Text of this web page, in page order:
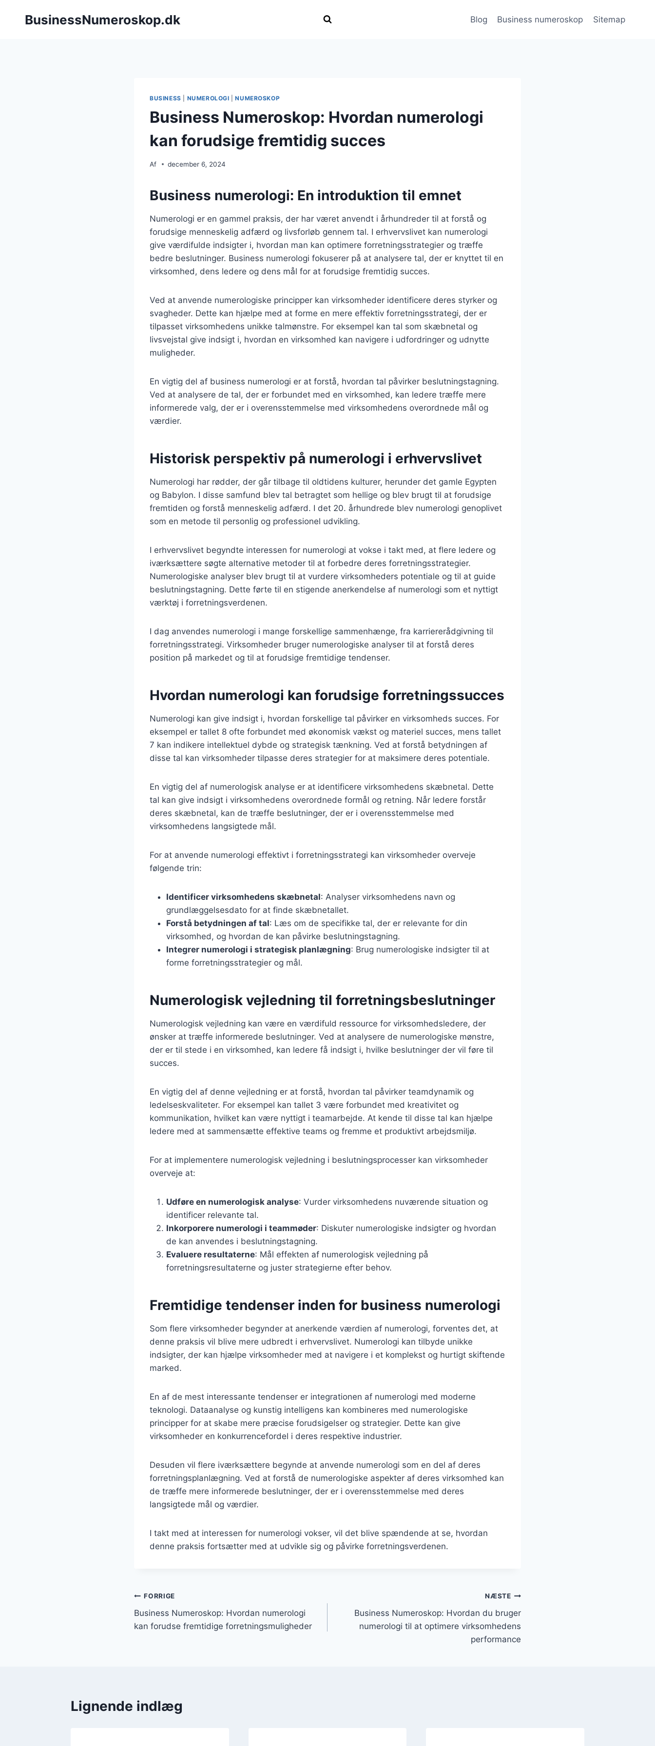
BusinessNumeroskop.dk Blog Business numeroskop Sitemap
BUSINESS NUMEROLOGI |NUMEROSKOP
Business Numeroskop: Hvordan numerologi
kan forudsige fremtidig succes
Af december 6, 2024
Business numerologi: En introduktion til emnet
Numerologi er en gammel praksis, der har været anvendt i århundreder til at forstå og
forudsige menneskelig adfærd og livsforløb gennem tal. I erhvervslivet kan numerologi
give værdifulde indsigter i, hvordan man kan optimere forretningsstrategier og træffe
bedre beslutninger. Business numerologi fokuserer på at analysere tal, der er knyttet til en
virksomhed, dens ledere og dens mål for at forudsige fremtidig succes.
Ved at anvende numerologiske principper kan virksomheder identificere deres styrker og
svagheder. Dette kan hjælpe med at forme en mere effektiv forretningsstrategi, der er
tilpasset virksomhedens unikke talmønstre. For eksempel kan tal som skæbnetal og
livsvejstal give indsigt i, hvordan en virksomhed kan navigere i udfordringer og udnytte
muligheder.
En vigtig del af business numerologi er at forstå, hvordan tal påvirker beslutningstagning.
Ved at analysere de tal, der er forbundet med en virksomhed, kan ledere træffe mere
informerede valg, der er i overensstemmelse med virksomhedens overordnede mål og
værdier.
Historisk perspektiv på numerologi i erhvervslivet
Numerologi har rødder, der går tilbage til oldtidens kulturer, herunder det gamle Egypten
og Babylon. I disse samfund blev tal betragtet som hellige og blev brugt til at forudsige
fremtiden og forstå menneskelig adfærd. I det 20. århundrede blev numerologi genoplivet
som en metode til personlig og professionel udvikling.
I erhvervslivet begyndte interessen for numerologi at vokse i takt med, at flere ledere og
iværksættere søgte alternative metoder til at forbedre deres forretningsstrategier.
Numerologiske analyser blev brugt til at vurdere virksomheders potentiale og til at guide
beslutningstagning. Dette førte til en stigende anerkendelse af numerologi som et nyttigt
værktøj i forretningsverdenen.
I dag anvendes numerologi i mange forskellige sammenhænge, fra karriererådgivning til
forretningsstrategi. Virksomheder bruger numerologiske analyser til at forstå deres
position på markedet og til at forudsige fremtidige tendenser.
Hvordan numerologi kan forudsige forretningssucces
Numerologi kan give indsigt i, hvordan forskellige tal påvirker en virksomheds succes. For
eksempel er tallet 8 ofte forbundet med økonomisk vækst og materiel succes, mens tallet
7 kan indikere intellektuel dybde og strategisk tænkning. Ved at forstå betydningen af
disse tal kan virksomheder tilpasse deres strategier for at maksimere deres potentiale.
En vigtig del af numerologisk analyse er at identificere virksomhedens skæbnetal. Dette
tal kan give indsigt i virksomhedens overordnede formål og retning. Når ledere forstår
deres skæbnetal, kan de træffe beslutninger, der er i overensstemmelse med
virksomhedens langsigtede mål.
For at anvende numerologi effektivt i forretningsstrategi kan virksomheder overveje
følgende trin:
Identificer virksomhedens skæbnetal: Analyser virksomhedens navn og
grundlæggelsesdato for at finde skæbnetallet.
Forstå betydningen af tal: Læs om de specifikke tal, der er relevante for din
virksomhed, og hvordan de kan påvirke beslutningstagning.
Integrer numerologi i strategisk planlægning: Brug numerologiske indsigter til at
forme forretningsstrategier og mål.
Numerologisk vejledning til forretningsbeslutninger
Numerologisk vejledning kan være en værdifuld ressource for virksomhedsledere, der
ønsker at træffe informerede beslutninger. Ved at analysere de numerologiske mønstre,
der er til stede i en virksomhed, kan ledere få indsigt i, hvilke beslutninger der vil føre til
succes.
En vigtig del af denne vejledning er at forstå, hvordan tal påvirker teamdynamik og
ledelseskvaliteter. For eksempel kan tallet 3 være forbundet med kreativitet og
kommunikation, hvilket kan være nyttigt i teamarbejde. At kende til disse tal kan hjælpe
ledere med at sammensætte effektive teams og fremme et produktivt arbejdsmiljø.
For at implementere numerologisk vejledning i beslutningsprocesser kan virksomheder
overveje at:
Udføre en numerologisk analyse: Vurder virksomhedens nuværende situation og
identificer relevante tal.
Inkorporere numerologi i teammøder: Diskuter numerologiske indsigter og hvordan
de kan anvendes i beslutningstagning.
Evaluere resultaterne: Mål effekten af numerologisk vejledning på
forretningsresultaterne og juster strategierne efter behov.
Fremtidige tendenser inden for business numerologi
Som flere virksomheder begynder at anerkende værdien af numerologi, forventes det, at
denne praksis vil blive mere udbredt i erhvervslivet. Numerologi kan tilbyde unikke
indsigter, der kan hjælpe virksomheder med at navigere i et komplekst og hurtigt skiftende
marked.
En af de mest interessante tendenser er integrationen af numerologi med moderne
teknologi. Dataanalyse og kunstig intelligens kan kombineres med numerologiske
principper for at skabe mere præcise forudsigelser og strategier. Dette kan give
virksomheder en konkurrencefordel i deres respektive industrier.
Desuden vil flere iværksættere begynde at anvende numerologi som en del af deres
forretningsplanlægning. Ved at forstå de numerologiske aspekter af deres virksomhed kan
de træffe mere informerede beslutninger, der er i overensstemmelse med deres
langsigtede mål og værdier.
I takt med at interessen for numerologi vokser, vil det blive spændende at se, hvordan
denne praksis fortsætter med at udvikle sig og påvirke forretningsverdenen.
Indlægsnavigation
FORRIGE
Business Numeroskop: Hvordan numerologi
kan forudse fremtidige forretningsmuligheder
NÆSTE
Business Numeroskop: Hvordan du bruger
numerologi til at optimere virksomhedens
performance
Lignende indlæg